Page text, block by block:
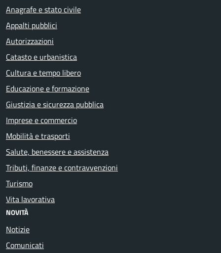
Anagrafe e stato civile
Appalti pubblici
Autorizzazioni
Catasto e urbanistica
Cultura e tempo libero
Educazione e formazione
Giustizia e sicurezza pubblica
Imprese e commercio
Mobilità e trasporti
Salute, benessere e assistenza
Tributi, finanze e contravvenzioni
Turismo
Vita lavorativa
NOVITÀ
Notizie
Comunicati